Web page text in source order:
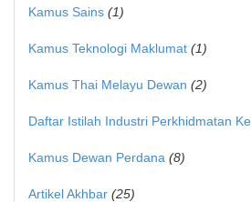
Kamus Sains (1)
Kamus Teknologi Maklumat (1)
Kamus Thai Melayu Dewan (2)
Daftar Istilah Industri Perkhidmatan
Kamus Dewan Perdana (8)
Artikel Akhbar (25)